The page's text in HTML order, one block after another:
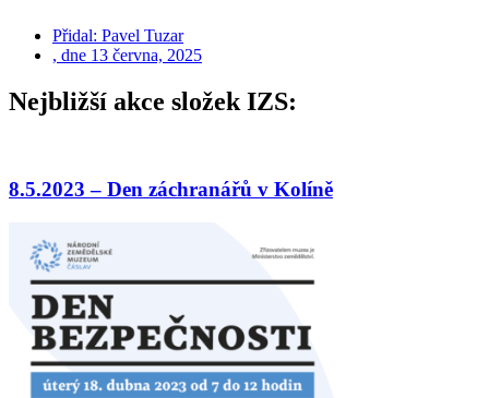
Přidal: Pavel Tuzar
, dne 13 června, 2025
Nejbližší akce složek IZS:
8.5.2023 – Den záchranářů v Kolíně